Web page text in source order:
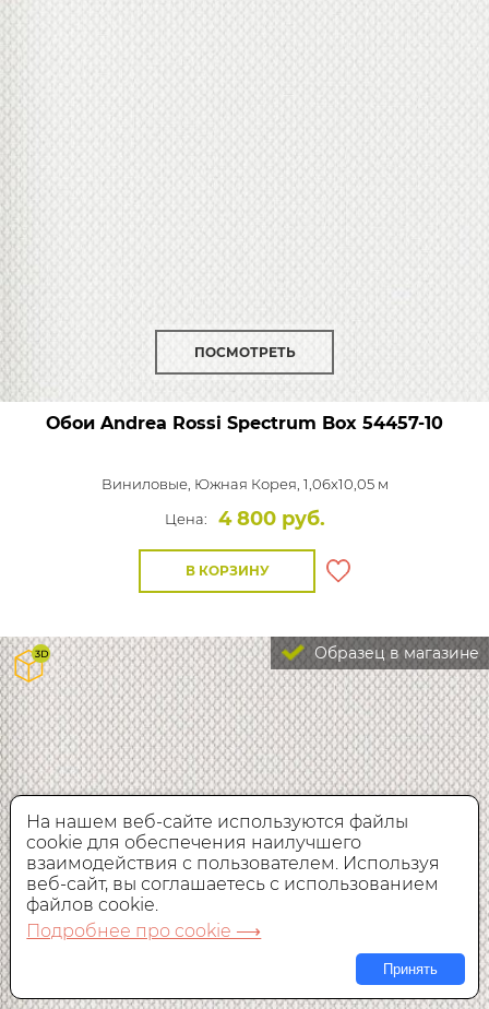
ПОСМОТРЕТЬ
Обои Andrea Rossi Spectrum Box 54457-10
Виниловые, Южная Корея, 1,06x10,05 м
Цена:
4 800 руб.
В КОРЗИНУ
Образец в магазине
На нашем веб-сайте используются файлы
cookie для обеспечения наилучшего
взаимодействия с пользователем. Используя
веб-сайт, вы соглашаетесь с использованием
файлов cookie.
Подробнее про cookie ⟶
Принять